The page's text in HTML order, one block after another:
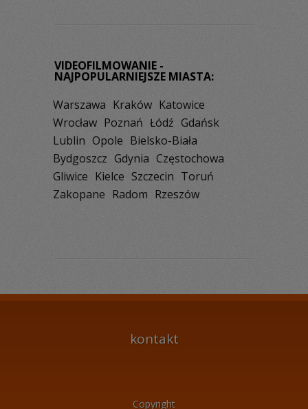
VIDEOFILMOWANIE -
NAJPOPULARNIEJSZE MIASTA:
Warszawa Kraków Katowice
Wrocław Poznań Łódź Gdańsk
Lublin Opole Bielsko-Biała
Bydgoszcz Gdynia Częstochowa
Gliwice Kielce Szczecin Toruń
Zakopane Radom Rzeszów
kontakt
Copyright